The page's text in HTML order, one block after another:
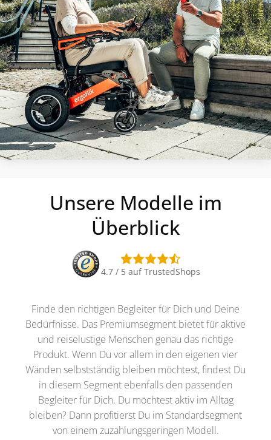
Unsere Modelle im
Überblick
4.7 / 5 auf TrustedShops
Finde den richtigen Begleiter für Dich und Deine
Bedürfnisse. Das Premiumsegment bietet für aktive
und reiselustige Menschen genau das richtige
Produkt. Wenn Du vor allem in den eigenen vier
Wänden selbstständig bleiben möchtest, findest Du
in diesem Segment ebenfalls den passenden
Begleiter für Dich. Du möchtest aktiv im Alltag
bleiben? Dann profitierst Du im Standardsegment
von einem zuzahlungsgeringen Modell.